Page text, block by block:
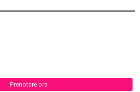
Prenotare ora